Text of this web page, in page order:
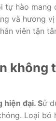
tự hào
và hương
viên tận
không
hiện đại. Sử
Loại